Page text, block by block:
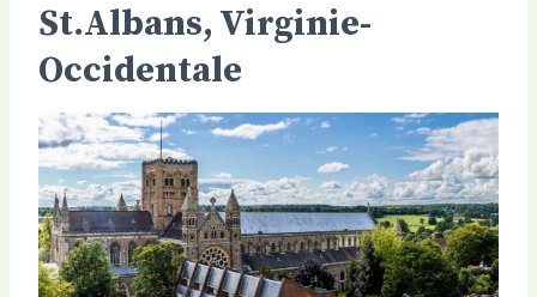
St.Albans, Virginie-
Occidentale